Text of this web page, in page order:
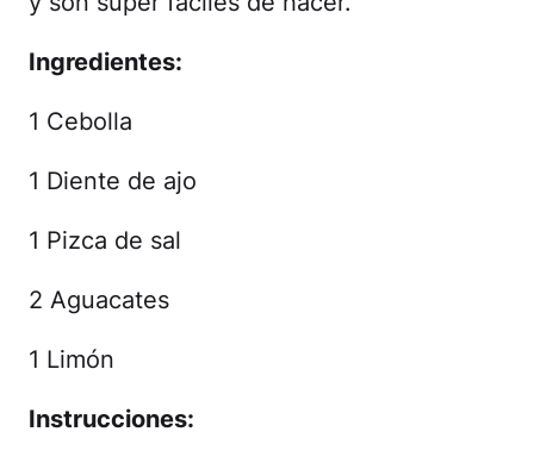
Ingredientes:
1 Cebolla
1 Diente de ajo
1 Pizca de sal
2 Aguacates
1 Limón
Instrucciones: